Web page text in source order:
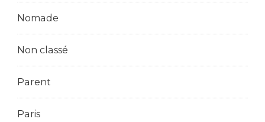
Nomade
Non classé
Parent
Paris